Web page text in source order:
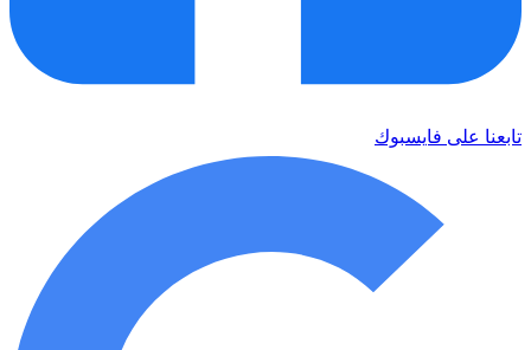
تابعنا على فايسبوك